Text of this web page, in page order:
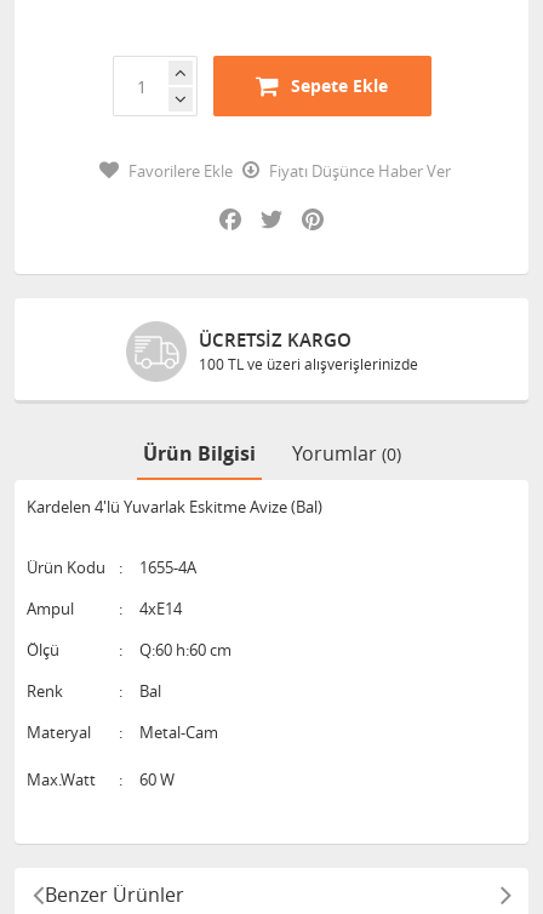
Sepete Ekle
Favorilere Ekle
Fiyatı Düşünce Haber Ver
Facebook
Twitter
ÜCRETSIZ KARGO
100 TL ve üzeri alışverişlerinizde
Ürün Bilgisi Yorumlar (0)
Kardelen 4'lü Yuvarlak Eskitme Avize (Bal)
Ürün Kodu :
1655-4A
Ampul
:
4xE14
Ölçü
:
Q:60 h:60 cm
Renk
:
Bal
Materyal
: Metal-Cam
Max.Watt : 60 W
Benzer Ürünler